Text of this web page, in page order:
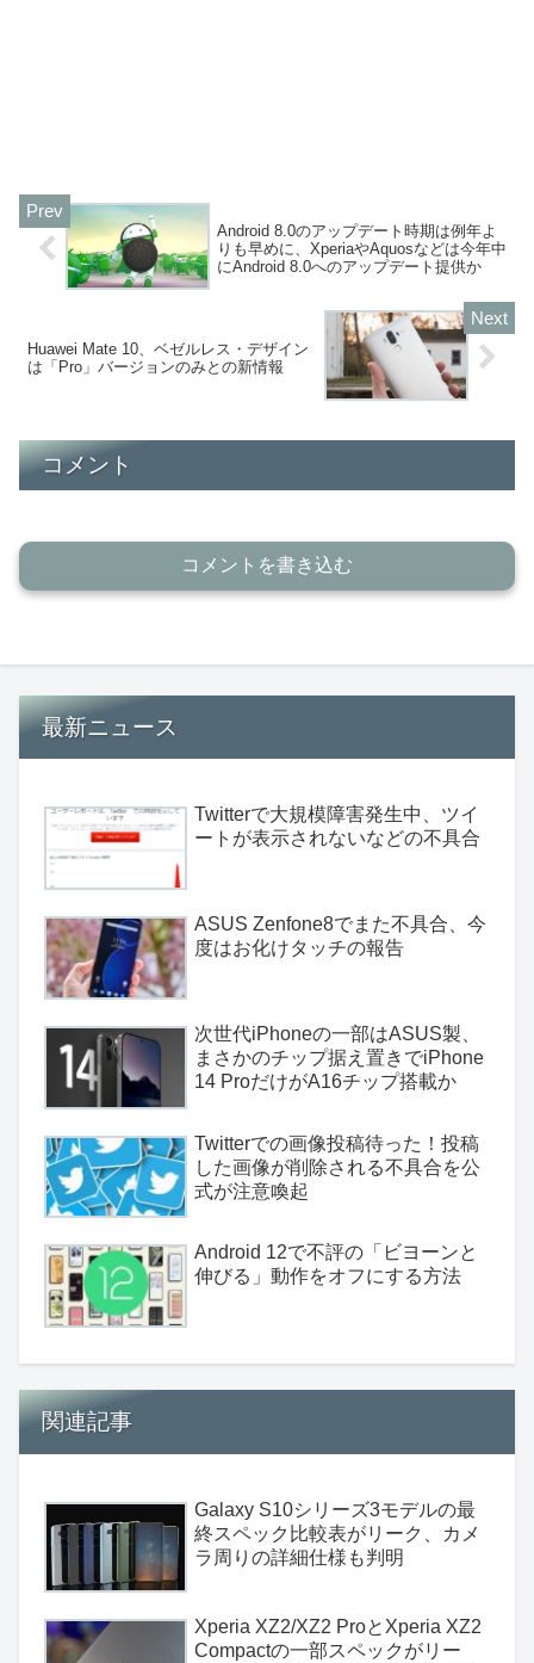
Android 8.0のアップデート時期は例年よ
りも早めに、XperiaやAquosなどは今年中
にAndroid 8.0へのアップデート提供か
Huawei Mate 10、ベゼルレス・デザイン
は「Pro」バージョンのみとの新情報
コメント
コメントを書き込む
最新ニュース
Twitterで大規模障害発生中、ツイ
ートが表示されないなどの不具合
ASUS Zenfone8でまた不具合、今
度はお化けタッチの報告
次世代iPhoneの一部はASUS製、
まさかのチップ据え置きでiPhone
14 ProだけがA16チップ搭載か
Twitterでの画像投稿待った！投稿
した画像が削除される不具合を公
式が注意喚起
Android 12で不評の「ビヨーンと
伸びる」動作をオフにする方法
関連記事
Galaxy S10シリーズ3モデルの最
終スペック比較表がリーク、カメ
ラ周りの詳細仕様も判明
Xperia XZ2/XZ2 ProとXperia XZ2
Compactの一部スペックがリー